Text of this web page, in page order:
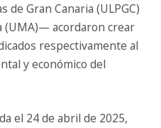
de Gran Canaria (ULPGC)
(UMA)— acordaron crear
respectivamente al
y económico del
el 24 de abril de 2025,